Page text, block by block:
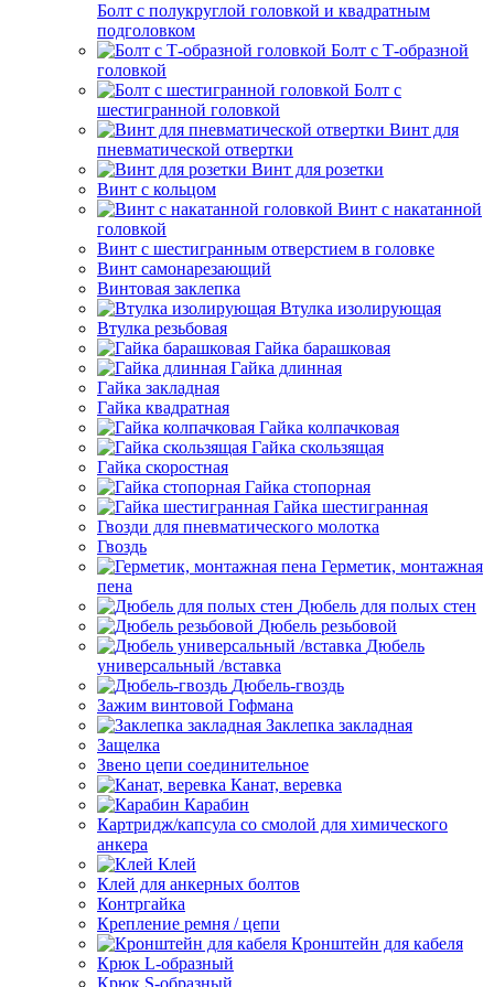
Болт с полукруглой головкой и квадратным
подголовком
Болт с Т-образной
головкой
Болт с
шестигранной головкой
Винт для
пневматической отвертки
Винт для розетки
Винт с кольцом
Винт с накатанной
головкой
Винт с шестигранным отверстием в головке
Винт самонарезающий
Винтовая заклепка
Втулка изолирующая
Втулка резьбовая
Гайка барашковая
Гайка длинная
Гайка закладная
Гайка квадратная
Гайка колпачковая
Гайка скользящая
Гайка скоростная
Гайка стопорная
Гайка шестигранная
Гвозди для пневматического молотка
Гвоздь
Герметик, монтажная
пена
Дюбель для полых стен
Дюбель резьбовой
Дюбель
универсальный /вставка
Дюбель-гвоздь
Зажим винтовой Гофмана
Заклепка закладная
Защелка
Звено цепи соединительное
Канат, веревка
Карабин
Картридж/капсула со смолой для химического
анкера
Клей
Клей для анкерных болтов
Контргайка
Крепление ремня / цепи
Кронштейн для кабеля
Крюк L-образный
Крюк S-образный